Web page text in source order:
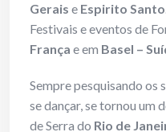
Gerais e Espirito Santo
Festivais e eventos de
França e em Basel –
Sempre pesquisando os
se dançar, se tornou um
de Serra do Rio de